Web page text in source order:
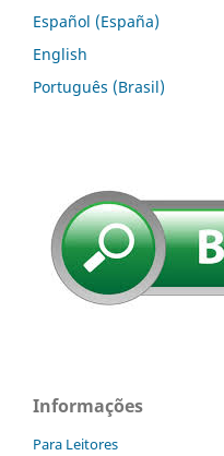
Español (España)
English
Português (Brasil)
Informações
Para Leitores